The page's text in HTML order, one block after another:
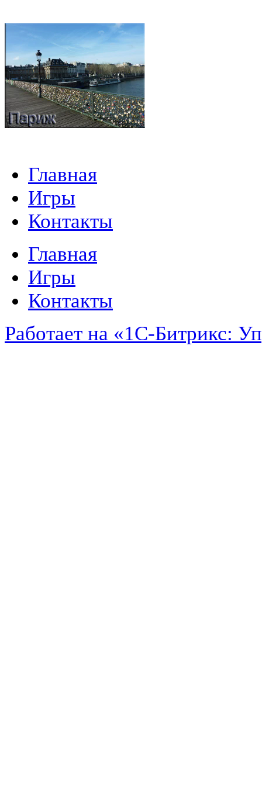
Главная
Игры
Контакты
Главная
Игры
Контакты
Работает на «1С-Битрикс: